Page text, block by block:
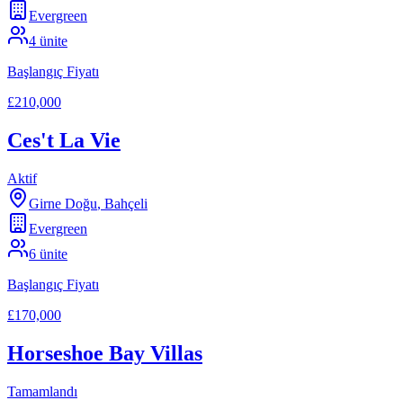
Evergreen
4 ünite
Başlangıç Fiyatı
£210,000
Ces't La Vie
Aktif
Girne Doğu, Bahçeli
Evergreen
6 ünite
Başlangıç Fiyatı
£170,000
Horseshoe Bay Villas
Tamamlandı